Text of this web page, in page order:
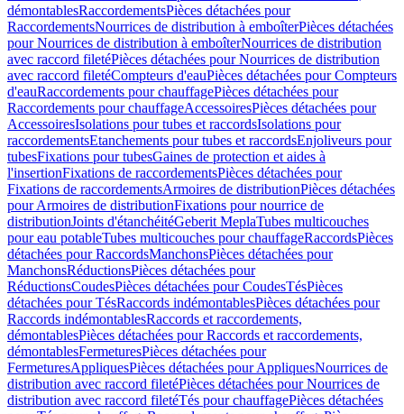
démontablesRaccordementsPièces détachées pour
RaccordementsNourrices de distribution à emboîterPièces détachées
pour Nourrices de distribution à emboîterNourrices de distribution
avec raccord filetéPièces détachées pour Nourrices de distribution
avec raccord filetéCompteurs d'eauPièces détachées pour Compteurs
d'eauRaccordements pour chauffagePièces détachées pour
Raccordements pour chauffageAccessoiresPièces détachées pour
AccessoiresIsolations pour tubes et raccordsIsolations pour
raccordementsEtanchements pour tubes et raccordsEnjoliveurs pour
tubesFixations pour tubesGaines de protection et aides à
l'insertionFixations de raccordementsPièces détachées pour
Fixations de raccordementsArmoires de distributionPièces détachées
pour Armoires de distributionFixations pour nourrice de
distributionJoints d'étanchéitéGeberit MeplaTubes multicouches
pour eau potableTubes multicouches pour chauffageRaccordsPièces
détachées pour RaccordsManchonsPièces détachées pour
ManchonsRéductionsPièces détachées pour
RéductionsCoudesPièces détachées pour CoudesTésPièces
détachées pour TésRaccords indémontablesPièces détachées pour
Raccords indémontablesRaccords et raccordements,
démontablesPièces détachées pour Raccords et raccordements,
démontablesFermeturesPièces détachées pour
FermeturesAppliquesPièces détachées pour AppliquesNourrices de
distribution avec raccord filetéPièces détachées pour Nourrices de
distribution avec raccord filetéTés pour chauffagePièces détachées